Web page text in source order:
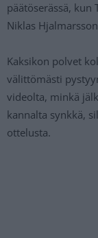
päätöserässä, kun
Niklas
Kaksikon polvet
välittömästi
videolta, minkä
kannalta synkkä,
ottelusta.